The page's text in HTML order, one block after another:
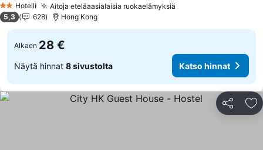
2 Tähtiluokitus
Hotelli Aitoja eteläaasialaisia ruokaelämyksiä
5,3 628 Hong Kong
Alkaen 28 €
Näytä hinnat 8 sivustolta Katso hinnat
Jaa